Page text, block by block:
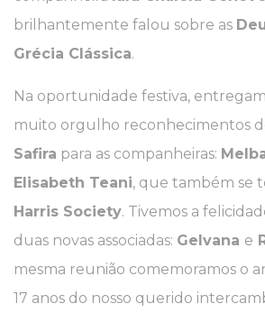
brilhantemente falou sobre as
Grécia Clássica.
Na oportunidade festiva,
muito orgulho reconhecimentos
Safira para as companheiras:
Elisabeth Teani, que também se
Harris Society. Tivemos a
duas novas associadas: Gelvana e
mesma reunião comemoramos o
17 anos do nosso querido